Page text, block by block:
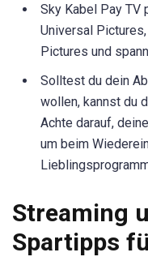
Sky Kabel Pay TV
Universal
Pictures und
Solltest du dein
wollen, kannst du
Achte darauf,
um beim
Streaming
Spartipps